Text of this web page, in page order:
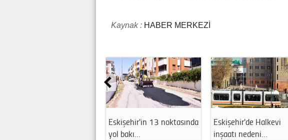
Kaynak : HABER MERKEZİ
Eskişehir'in 13 noktasında
yol bakı…
Eskişehir'de Halkevi
inşaatı nedeni…